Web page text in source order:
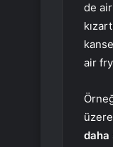
de
air
daha